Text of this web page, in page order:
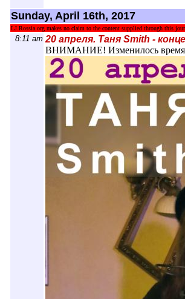
Sunday, April 16th, 2017
LJ.Rossia.org makes no claim to the content supplied through this
8:11 am 20 апреля. Таня Smith -
ВНИМАНИЕ! Изменилось время